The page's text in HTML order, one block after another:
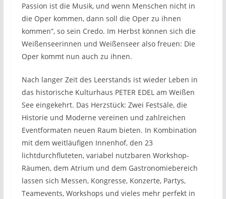
Passion ist die Musik, und wenn Menschen nicht in
die Oper kommen, dann soll die Oper zu ihnen
kommen”, so sein Credo. Im Herbst können sich die
Weißenseerinnen und Weißenseer also freuen: Die
Oper kommt nun auch zu ihnen.
Nach langer Zeit des Leerstands ist wieder Leben in
das historische Kulturhaus PETER EDEL am Weißen
See eingekehrt. Das Herzstück: Zwei Festsäle, die
Historie und Moderne vereinen und zahlreichen
Eventformaten neuen Raum bieten. In Kombination
mit dem weitläufigen Innenhof, den 23
lichtdurchfluteten, variabel nutzbaren Workshop-
Räumen, dem Atrium und dem Gastronomiebereich
lassen sich Messen, Kongresse, Konzerte, Partys,
Teamevents, Workshops und vieles mehr perfekt in